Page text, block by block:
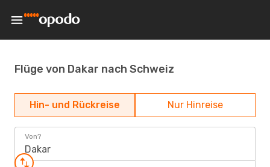
Flüge von Dakar nach Schweiz
Hin- und Rückreise Nur Hinreise
Von?
Dakar